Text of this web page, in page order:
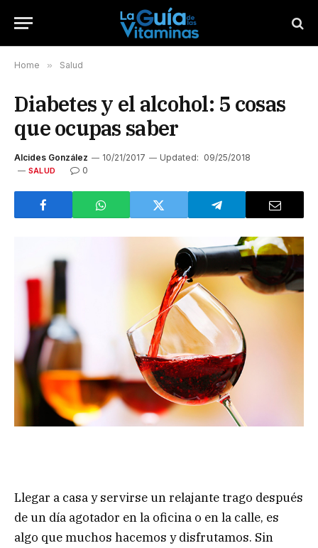
Home » Salud
Diabetes y el alcohol: 5 cosas
que ocupas saber
Alcides González 10/21/2017 Updated: 09/25/2018
SALUD 0
Llegar a casa y servirse un relajante trago después
de un día agotador en la oficina o en la calle, es
algo que muchos hacemos y disfrutamos. Sin